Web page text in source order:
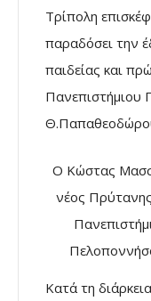
Τρίπολη
παραδόσει την
παιδείας και
Πανεπιστήμιου
Ο Κώστας
νέος
Κατά τη